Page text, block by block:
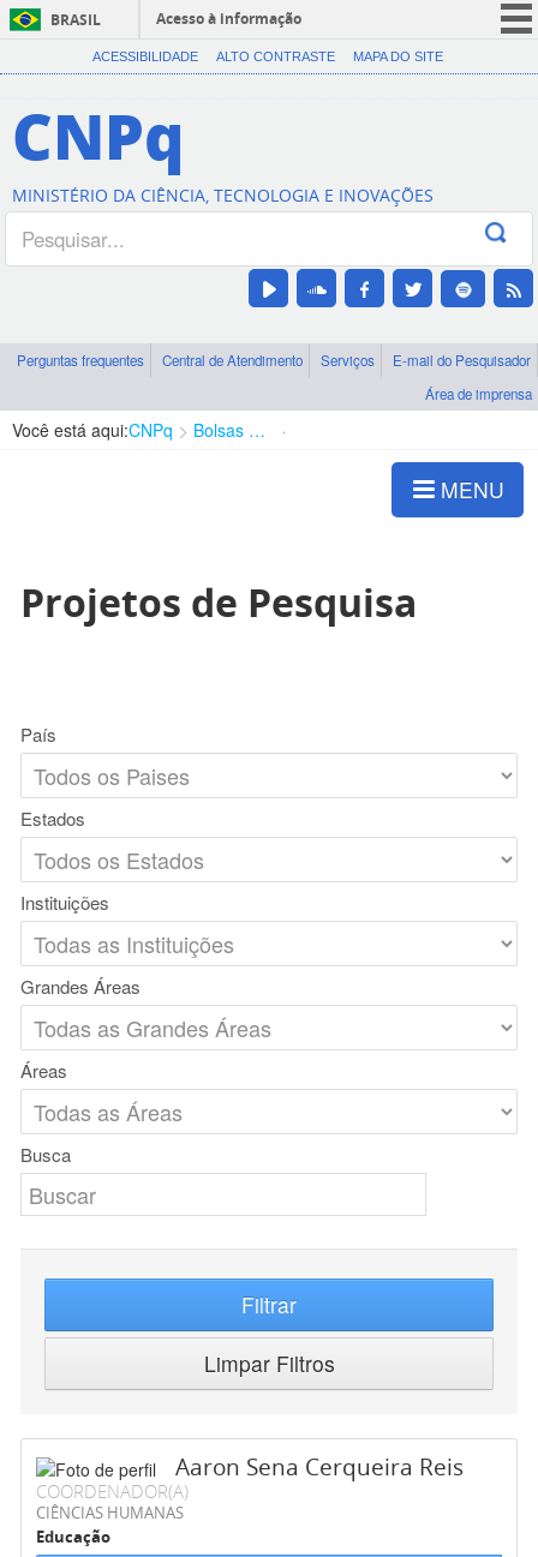
BRASIL
Acesso à informação
CORONAVÍRUS (COVID-19)
Canais
ACESSIBILIDADE ALTO CONTRASTE MAPA DO SITE
CNPq
MINISTÉRIO DA CIÊNCIA, TECNOLOGIA E INOVAÇÕES
Perguntas frequentes Central de Atendimento Serviços
E-mail do Pesquisador
Área de imprensa
Você está aqui:CNPq Bolsas e Auxílios Vigentes
MENU
Projetos de Pesquisa
País
Estados
Instituições
Grandes Áreas
Áreas
Busca
Filtrar
Limpar Filtros
Aaron Sena Cerqueira Reis
COORDENADOR(A)
CIÊNCIAS HUMANAS
Educação